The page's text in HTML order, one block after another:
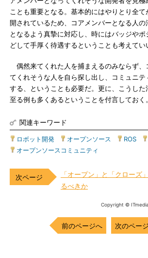
ことも重要となる。基本的にはやりとり全
開されているため、コアメンバーとなる人
となるよう真摯に対応し、時にはバッジや
どして手厚く待遇するということも考えてい
偶然来てくれた人を捕まえるのみならず、
てくれそうな人を自ら探し出し、コミュニ
する、ということも必要だ。更に、こうした
至る例も多くあるということを付言しておく。
関連キーワード
ロボット開発 オープンソース ROS
オープンソースコミュニティ
「オープン」と「クローズ
るべきか
Copyright ©
前のページへ 次のペー